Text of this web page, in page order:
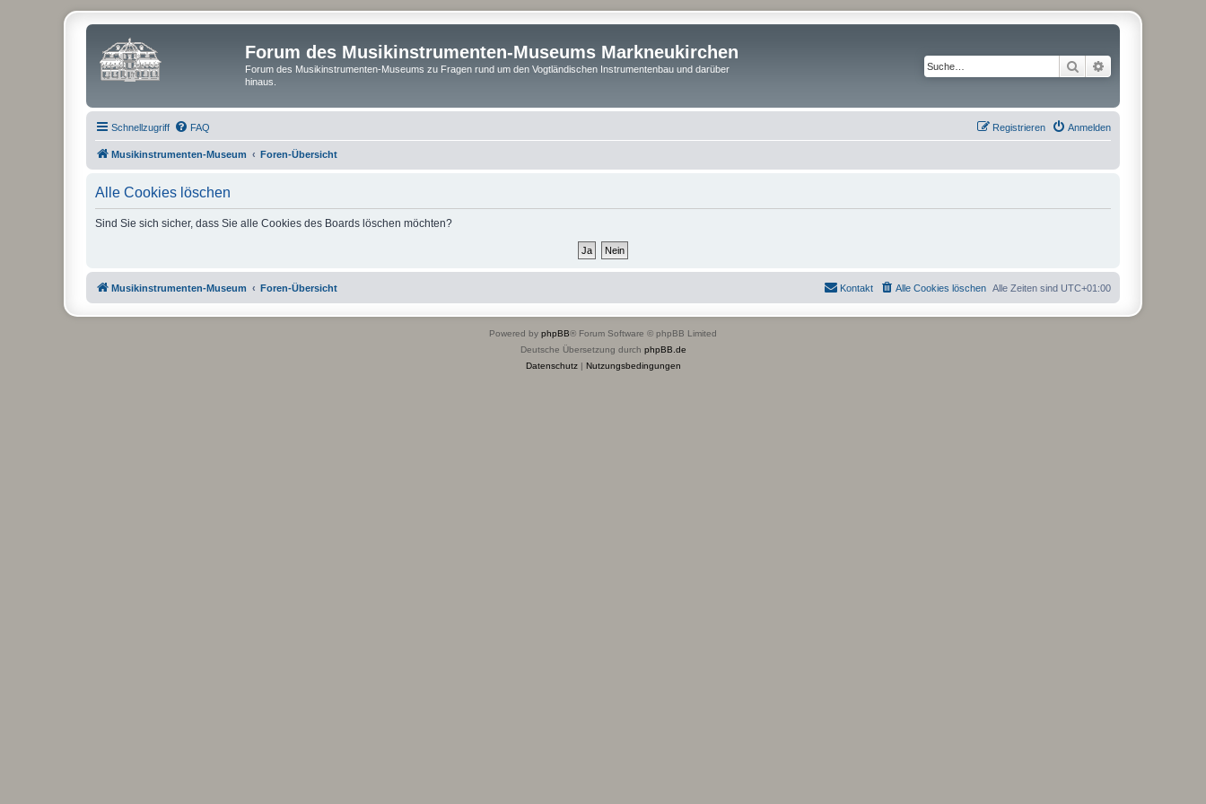
Forum des Musikinstrumenten-Museums Markneukirchen
Forum des Musikinstrumenten-Museums zu Fragen rund um den Vogtländischen Instrumentenbau und darüber
hinaus.
Suche
Schnellzugriff FAQ Anmelden
Registrieren
Musikinstrumenten-Museum Foren-Übersicht
Alle Cookies löschen
Sind Sie sich sicher, dass Sie alle Cookies des Boards löschen möchten?
Musikinstrumenten-Museum Foren-Übersicht Alle Zeiten sind UTC+01:00
Alle Cookies löschen
Kontakt
Powered by phpBB® Forum Software © phpBB Limited
Deutsche Übersetzung durch phpBB.de
Datenschutz| Nutzungsbedingungen